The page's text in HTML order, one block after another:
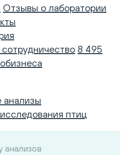
Отзывы о лаборатории
8 495
анализы
птиц